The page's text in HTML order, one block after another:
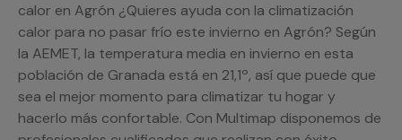
calor en Agrón ¿Quieres ayuda con la climatización
calor para no pasar frío este invierno en Agrón? Según
la AEMET, la temperatura media en invierno en esta
población de Granada está en 21,1º, así que puede que
sea el mejor momento para climatizar tu hogar y
hacerlo más confortable. Con Multimap disponemos de